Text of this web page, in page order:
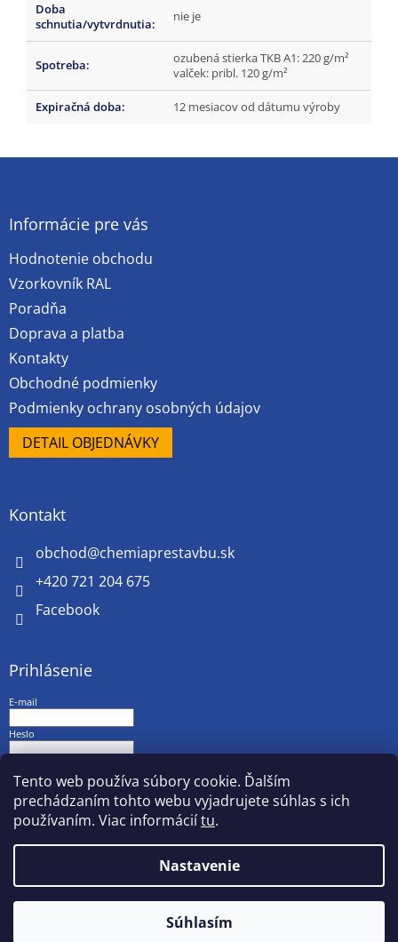
Tento web používa súbory cookie. Ďalším
prechádzaním tohto webu vyjadrujete súhlas s ich
používaním. Viac informáciítu.
Nastavenie
Súhlasím
Doba
schnutia/vytvrdnutia: nie je
Spotreba:
ozubená stierka TKB A1: 220 g/m²
valček: pribl. 120 g/m²
Expiračná doba: 12 mesiacov od dátumu výroby
Informácie pre vás
Hodnotenie obchodu
Vzorkovník RAL
Poradňa
Doprava a platba
Kontakty
Obchodné podmienky
Podmienky ochrany osobných údajov
DETAIL OBJEDNÁVKY
Kontakt
obchod@chemiaprestavbu.sk
+420 721 204 675
Facebook
Prihlásenie
E-mail
Heslo
PRIHLÁSIŤ SA
Nová registráciaZabudnuté heslo
Vytvoril Shoptet
chemiaprestavbu.sk. Všetky práva vyhradené.